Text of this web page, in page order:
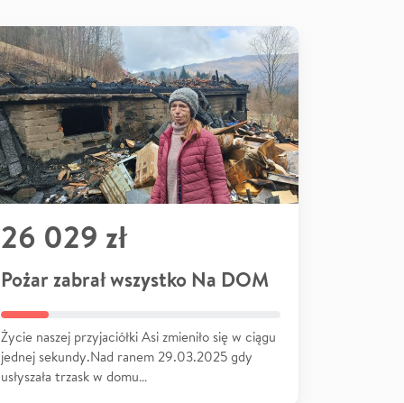
26 029 zł
Pożar zabrał wszystko Na DOM
Życie naszej przyjaciółki Asi zmieniło się w ciągu
jednej sekundy.Nad ranem 29.03.2025 gdy
usłyszała trzask w domu…